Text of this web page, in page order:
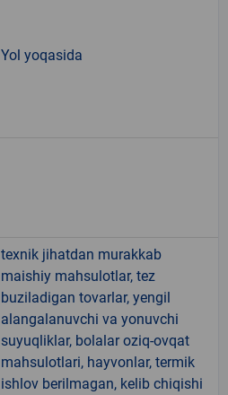
Yol yoqasida
texnik jihatdan murakkab
maishiy mahsulotlar, tez
buziladigan tovarlar, yengil
alangalanuvchi va yonuvchi
suyuqliklar, bolalar oziq-ovqat
mahsulotlari, hayvonlar, termik
ishlov berilmagan, kelib chiqishi